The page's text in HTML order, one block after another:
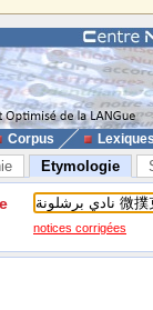
Corpus
Etymologie
notices corrigées